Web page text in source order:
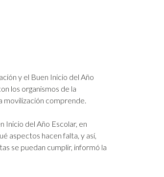
y el Buen Inicio del Año
los organismos de la
movilización comprende.
del Año Escolar, en
aspectos hacen falta, y así,
se puedan cumplir, informó la